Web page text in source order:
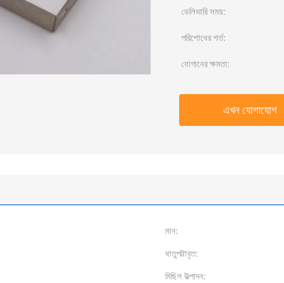
ডেলিভারি সময়:
পরিশোধের শর্ত:
যোগানের ক্ষমতা:
এখন যোগাযোগ
মান:
ধাতুপট্টাবৃত:
মিছিল উত্পাদন: